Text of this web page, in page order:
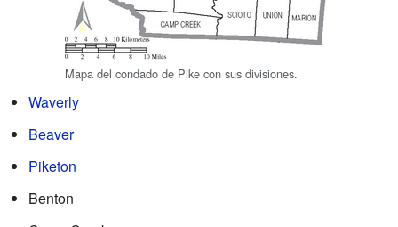
Mapa del condado de Pike con sus divisiones.
Waverly
Beaver
Piketon
Benton